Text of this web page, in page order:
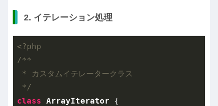
2. イテレーション処理
<?php
/**
* カスタムイテレータークラス
*/
class ArrayIterator
{